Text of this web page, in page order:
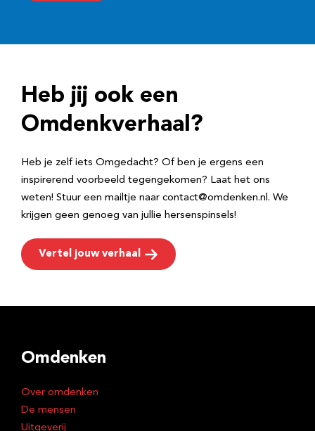
r
e
Heb jij ook een
Omdenkverhaal?
Heb je zelf iets Omgedacht? Of ben je ergens een
inspirerend voorbeeld tegengekomen? Laat het ons
weten! Stuur een mailtje naar contact@omdenken.nl. We
krijgen geen genoeg van jullie hersenspinsels!
Vertel jouw verhaal
Omdenken
Over omdenken
De mensen
Uitgeverij